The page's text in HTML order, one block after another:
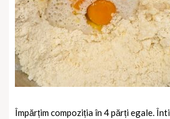
Împărțim compoziția în 4 părți egale.